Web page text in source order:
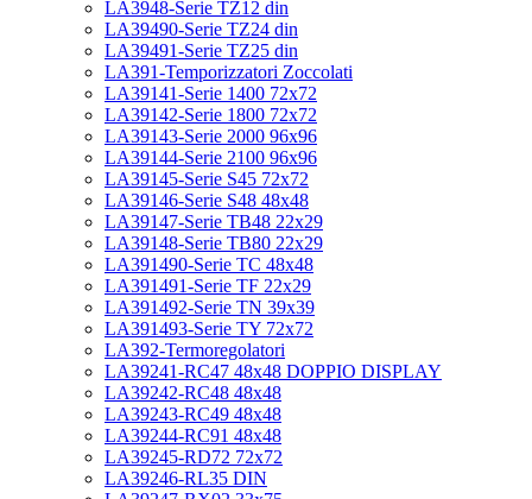
LA3948-Serie TZ12 din
LA39490-Serie TZ24 din
LA39491-Serie TZ25 din
LA391-Temporizzatori Zoccolati
LA39141-Serie 1400 72x72
LA39142-Serie 1800 72x72
LA39143-Serie 2000 96x96
LA39144-Serie 2100 96x96
LA39145-Serie S45 72x72
LA39146-Serie S48 48x48
LA39147-Serie TB48 22x29
LA39148-Serie TB80 22x29
LA391490-Serie TC 48x48
LA391491-Serie TF 22x29
LA391492-Serie TN 39x39
LA391493-Serie TY 72x72
LA392-Termoregolatori
LA39241-RC47 48x48 DOPPIO DISPLAY
LA39242-RC48 48x48
LA39243-RC49 48x48
LA39244-RC91 48x48
LA39245-RD72 72x72
LA39246-RL35 DIN